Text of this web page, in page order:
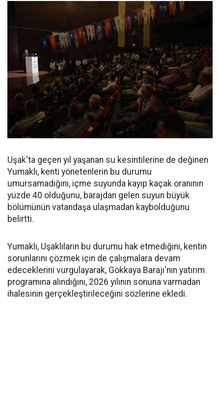
Uşak'ta geçen yıl yaşanan su kesintilerine de değinen
Yumaklı, kenti yönetenlerin bu durumu
umursamadığını, içme suyunda kayıp kaçak oranının
yüzde 40 olduğunu, barajdan gelen suyun büyük
bölümünün vatandaşa ulaşmadan kaybolduğunu
belirtti.
Yumaklı, Uşaklıların bu durumu hak etmediğini, kentin
sorunlarını çözmek için de çalışmalara devam
edeceklerini vurgulayarak, Gökkaya Barajı'nın yatırım
programına alındığını, 2026 yılının sonuna varmadan
ihalesinin gerçekleştirileceğini sözlerine ekledi.